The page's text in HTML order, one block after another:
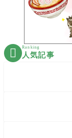
 Ranking
人気記事